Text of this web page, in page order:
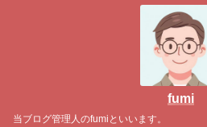
fumi
当ブログ管理人のfumiといいます。